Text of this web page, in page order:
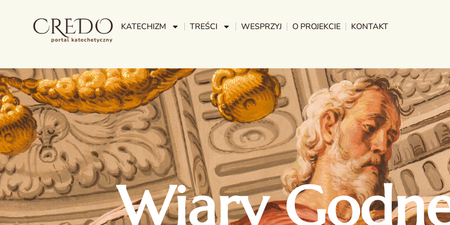
KATECHIZM TREŚCI WESPRZYJ O PROJEKCIE KONTAKT
Wiary